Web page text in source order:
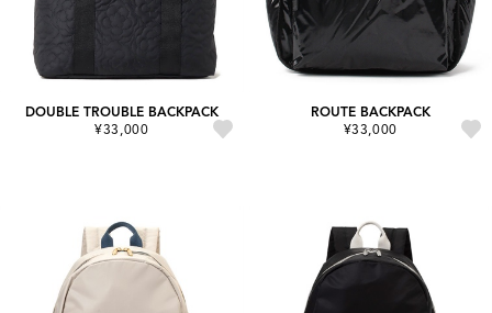
DOUBLE TROUBLE BACKPACK
¥33,000
ROUTE BACKPACK
¥33,000